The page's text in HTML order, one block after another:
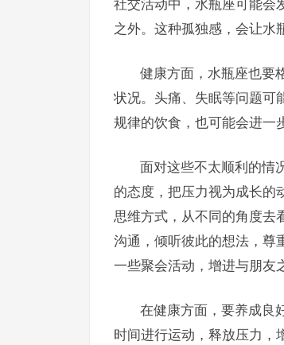
社交活动中，水瓶座可能会
之外。这种孤独感，会让水
健康方面，水瓶座也要
状况。头痛、失眠等问题可
规律的饮食，也可能会进一
面对这些不太顺利的情
的态度，把压力视为成长的
思维方式，从不同的角度去
沟通，倾听彼此的想法，尊
一些聚会活动，增进与朋友
在健康方面，要养成良
时间进行运动，释放压力，